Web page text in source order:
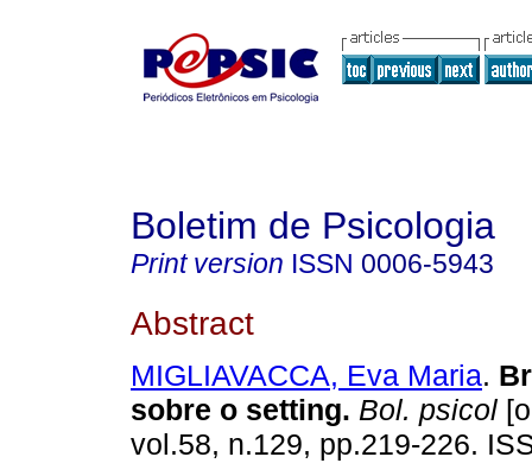
Boletim de Psicologia
Print version ISSN 0006-5943
Abstract
MIGLIAVACCA, Eva Maria.
sobre o setting. Bol. psicol
vol.58, n.129, pp.219-226.